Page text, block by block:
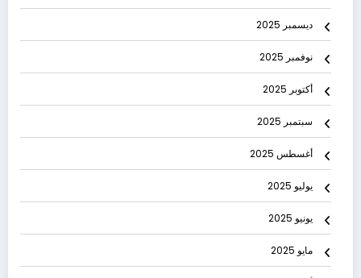
ديسمبر 2025
نوفمبر 2025
أكتوبر 2025
سبتمبر 2025
أغسطس 2025
يوليو 2025
يونيو 2025
مايو 2025